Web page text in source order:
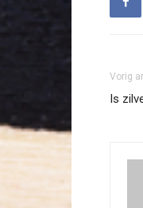
Vorig
Is